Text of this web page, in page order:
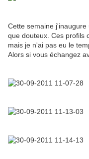
Cette semaine
que douteux. Ces profils
mais je n'ai pas eu le
Alors si vous échangez